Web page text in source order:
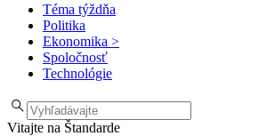
Téma týždňa
Politika
Ekonomika >
Spoločnosť
Technológie
Vitajte na Štandarde